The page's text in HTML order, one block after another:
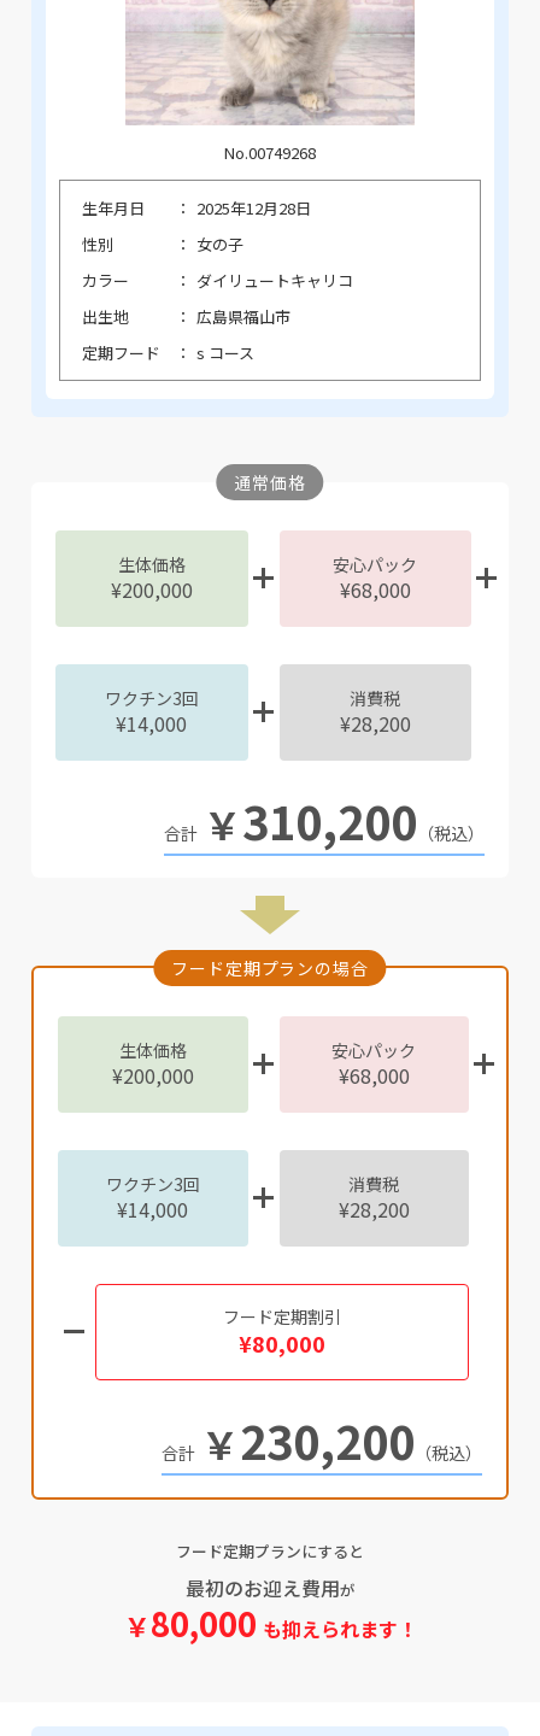
No.00749268
生年月日
2025年12月28日
性別
女の子
カラー
ダイリュートキャリコ
出生地
広島県福山市
定期フード
s コース
通常価格
生体価格
¥200,000
安心パック
¥68,000
ワクチン3回
¥14,000
消費税
¥28,200
￥310,200 （税込）
フード定期プランの場合
生体価格
¥200,000
安心パック
¥68,000
ワクチン3回
¥14,000
消費税
¥28,200
フード定期割引
¥80,000
￥230,200 （税込）
フード定期プランにすると
最初のお迎え費用が
￥80,000 も抑えられます！